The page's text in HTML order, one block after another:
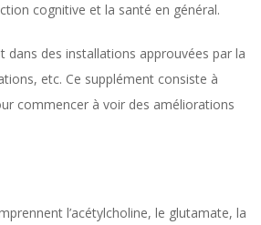
cognitive et la santé en général.
des installations approuvées par la
etc. Ce supplément consiste à
commencer à voir des améliorations
l’acétylcholine, le glutamate, la